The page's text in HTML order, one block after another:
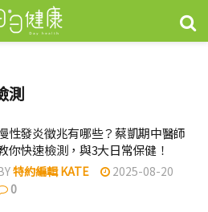
測
性發炎徵兆有哪些？蔡凱期中醫師
你快速檢測，與3大日常保健！
特約編輯 KATE
2025-08-20
0